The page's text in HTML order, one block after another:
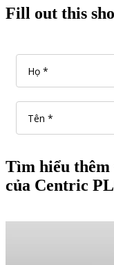
Fill out this
Tìm hiểu thêm
của Centric